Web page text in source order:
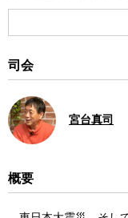
大学特別招聘教授を兼
ン・メルトダウン』、
著書
原発敗戦 危機のリーダ
司会
宮台真司
概要